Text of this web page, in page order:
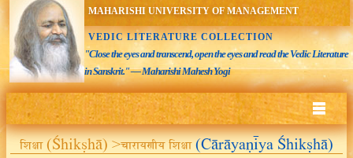
MAHARISHI UNIVERSITY OF MANAGEMENT
VEDIC LITERATURE COLLECTION
"Close the eyes and transcend, open the eyes and read the Vedic Literature
in Sanskrit." — Maharishi Mahesh Yogi
शिक्षा (Śhikṣhā) >चारायणीय शिक्षा(Cārāyaṇīya Śhikṣhā)